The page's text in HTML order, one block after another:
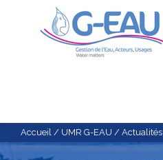
ACTUALITÉS
AGENDA
Accueil / UMR G-EAU / Actualités